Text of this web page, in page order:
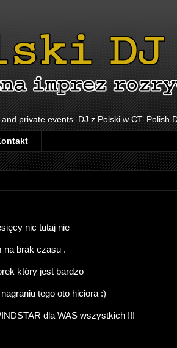
private events. DJ z Polski w CT. Polish
nic tutaj nie
na brak czasu .
który jest bardzo
tego oto hiciora :)
dla WAS wszystkich !!!